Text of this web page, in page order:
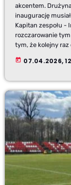
akcentem.
inaugurację
Kapitan zespołu -
rozczarowanie
tym, że kolejny raz
today 07.04.2026,